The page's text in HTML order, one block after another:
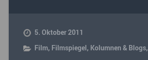
5. Oktober 2011
Film, Filmspiegel, Kolumnen & Blogs,